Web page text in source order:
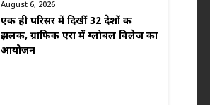
August 6, 2026
एक ही परिसर में दिखीं 32 देशों की
झलक, ग्राफिक एरा में ग्लोबल विलेज का
आयोजन